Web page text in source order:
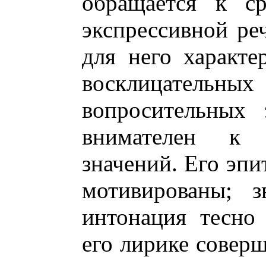
экспрессивной
для него
внимателен к
значений. Его
мотивированы;
интонация
его лирике